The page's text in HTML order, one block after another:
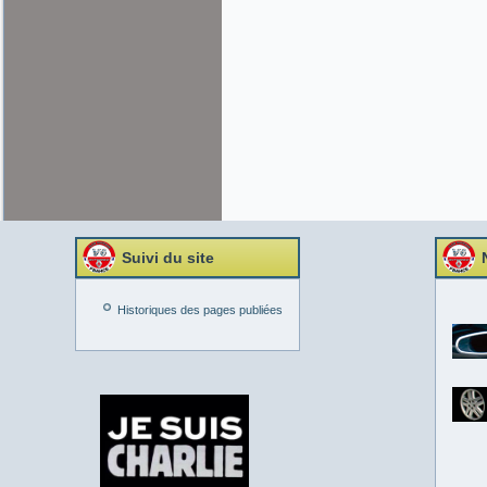
Suivi du site
Historiques des pages publiées